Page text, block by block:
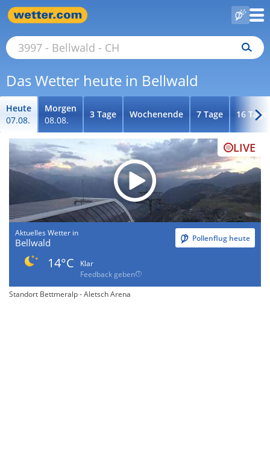
Das Wetter heute in Bellwald
Heute
07.08.
Morgen
08.08.
3 Tage Wochenende 7 Tage 16 Tage
LIVE
Aktuelles Wetter in
Bellwald Pollenflug heute
14°C
Klar
Feedback geben
Standort Bettmeralp - Aletsch Arena